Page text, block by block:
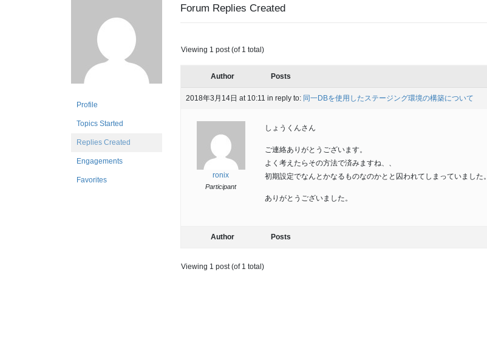
Profile
Topics Started
Replies Created
Engagements
Favorites
Forum Replies Created
Viewing 1 post (of 1 total)
Author Posts
2018年3月14日 at 10:11 in reply to: 同一DBを使用したステージング環境の構築について
ronix
Participant
しょうくんさん
ご連絡ありがとうございます。
よく考えたらその方法で済みますね、、
初期設定でなんとかなるものなのかとと囚われてしまっていました。
ありがとうございました。
Author Posts
Viewing 1 post (of 1 total)